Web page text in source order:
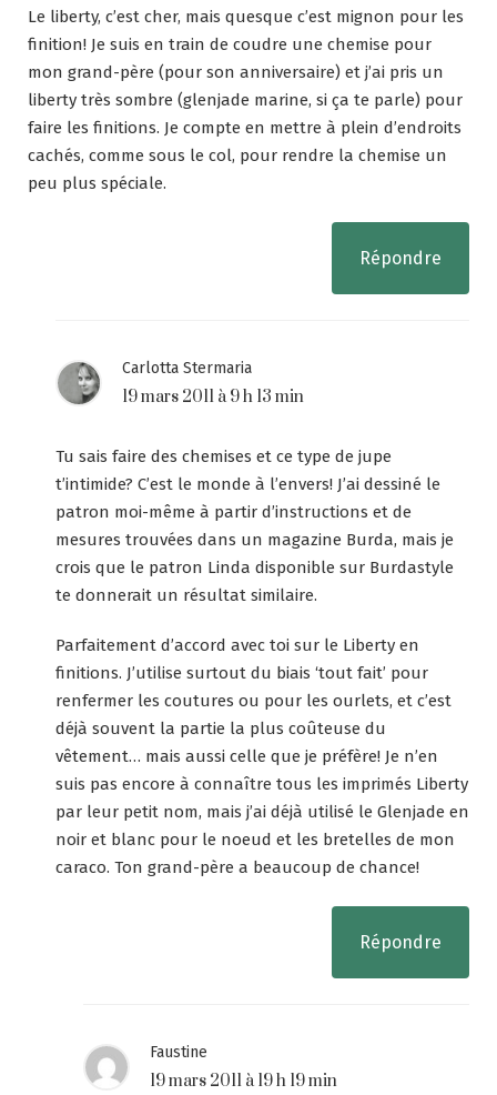
Le liberty, c’est cher, mais quesque c’est mignon pour les
finition! Je suis en train de coudre une chemise pour
mon grand-père (pour son anniversaire) et j’ai pris un
liberty très sombre (glenjade marine, si ça te parle) pour
faire les finitions. Je compte en mettre à plein d’endroits
cachés, comme sous le col, pour rendre la chemise un
peu plus spéciale.
Répondre
Carlotta Stermaria
19 mars 2011 à 9 h 13 min
Tu sais faire des chemises et ce type de jupe
t’intimide? C’est le monde à l’envers! J’ai dessiné le
patron moi-même à partir d’instructions et de
mesures trouvées dans un magazine Burda, mais je
crois que le patron Linda disponible sur Burdastyle
te donnerait un résultat similaire.
Parfaitement d’accord avec toi sur le Liberty en
finitions. J’utilise surtout du biais ‘tout fait’ pour
renfermer les coutures ou pour les ourlets, et c’est
déjà souvent la partie la plus coûteuse du
vêtement… mais aussi celle que je préfère! Je n’en
suis pas encore à connaître tous les imprimés Liberty
par leur petit nom, mais j’ai déjà utilisé le Glenjade en
noir et blanc pour le noeud et les bretelles de mon
caraco. Ton grand-père a beaucoup de chance!
Répondre
Faustine
19 mars 2011 à 19 h 19 min